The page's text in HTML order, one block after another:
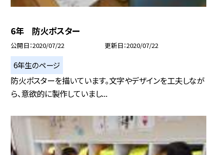
6年 防火ポスター
公開日 2020/07/22 更新日 2020/07/22
6年生のページ
防火ポスターを描いています。文字やデザインを工夫しなが
ら、意欲的に製作していまし...